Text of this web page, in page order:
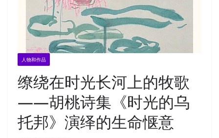
人物和作品
缭绕在时光长河上的牧歌
——胡桃诗集《时光的乌
托邦》演绎的生命惬意